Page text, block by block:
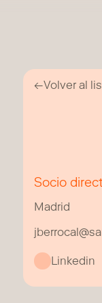
←Volver al
Socio
Madrid
Linkedin